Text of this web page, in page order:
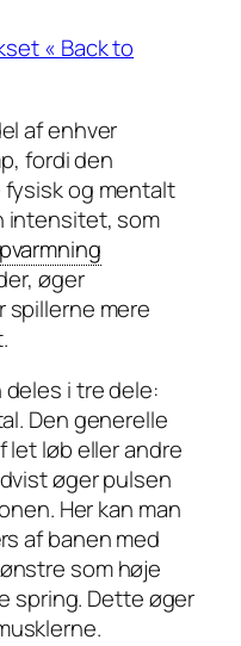
« Back to
af enhver
fordi den
og mentalt
intensitet, som
øger
mere
deles i tre dele:
Den generelle
let løb eller andre
øger pulsen
Her kan man
af banen med
som høje
spring. Dette øger